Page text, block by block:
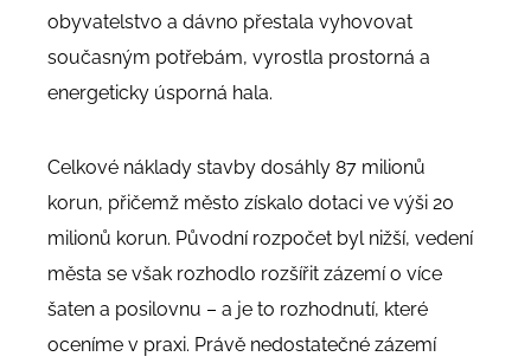
obyvatelstvo a dávno přestala vyhovovat
současným potřebám, vyrostla prostorná a
energeticky úsporná hala.
Celkové náklady stavby dosáhly 87 milionů
korun, přičemž město získalo dotaci ve výši 20
milionů korun. Původní rozpočet byl nižší, vedení
města se však rozhodlo rozšířit zázemí o více
šaten a posilovnu – a je to rozhodnutí, které
oceníme v praxi. Právě nedostatečné zázemí